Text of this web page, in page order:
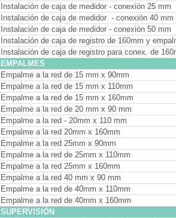
Instalación de caja de medidor - conexión 25 mm
Instalación de caja de medidor - conexión 40 mm
Instalación de caja de medidor - conexión 50 mm
Instalación de caja de registro de 160mm y
Instalación de caja de registro para conex. de
EMPALMES
Empalme a la red de 15 mm x 90mm
Empalme a la red de 15 mm x 110mm
Empalme a la red de 15 mm x 160mm
Empalme a la red de 20 mm x 90 mm
Empalme a la red - 20mm x 110 mm
Empalme a la red 20mm x 160mm
Empalme a la red 25mm x 90mm
Empalme a la red de 25mm x 110mm
Empalme a la red 25mm x 160mm
Empalme a la red 40 mm x 90 mm
Empalme a la red de 40mm x 110mm
Empalme a la red de 40mm x 160mm
SUPERVISIÓN